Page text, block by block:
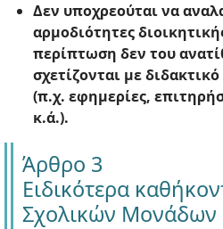
Δεν υποχρεούται να
αρμοδιότητες
περίπτωση δεν του
σχετίζονται με
(π.χ. εφημερίες,
κ.ά.).
Άρθρο 3
Ειδικότερα
Σχολικών Μονάδων